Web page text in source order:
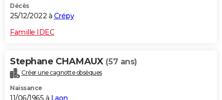
Décès
25/12/2022 à Crépy
Famille IDEC
Stephane CHAMAUX (57 ans)
Créer une cagnotte obsèques
Naissance
11/06/1965 à Laon